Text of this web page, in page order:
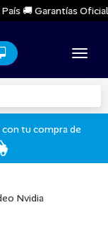
🚚 Garantías
con tu compra de
Nvidia